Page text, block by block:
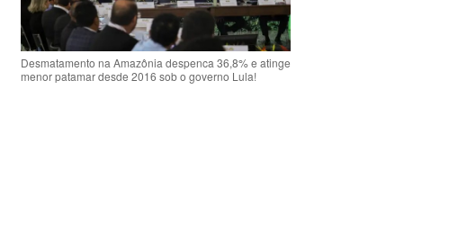
Desmatamento na Amazônia despenca 36,8% e atinge
menor patamar desde 2016 sob o governo Lula!